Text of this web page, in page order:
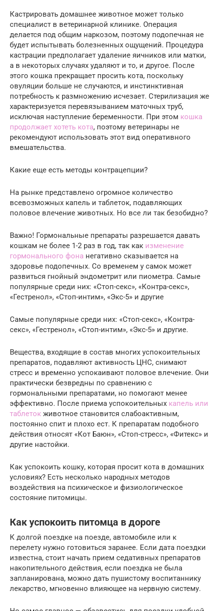
Кастрировать домашнее животное может только
специалист в ветеринарной клинике. Операция
делается под общим наркозом, поэтому подопечная не
будет испытывать болезненных ощущений. Процедура
кастрации предполагает удаление яичников или матки,
а в некоторых случаях удаляют и то, и другое. После
этого кошка прекращает просить кота, поскольку
овуляции больше не случаются, и инстинктивная
потребность к размножению исчезает. Стерилизация же
характеризуется перевязыванием маточных труб,
исключая наступление беременности. При этом кошка
продолжает хотеть кота, поэтому ветеринары не
рекомендуют использовать этот вид оперативного
вмешательства.
Какие еще есть методы контрацепции?
На рынке представлено огромное количество
всевозможных капель и таблеток, подавляющих
половое влечение животных. Но все ли так безобидно?
Важно! Гормональные препараты разрешается давать
кошкам не более 1-2 раз в год, так как изменение
гормонального фона негативно сказывается на
здоровье подопечных. Со временем у самок может
развиться гнойный эндометрит или пиометра. Самые
популярные среди них: «Стоп-секс», «Контра-секс»,
«Гестренол», «Стоп-интим», «Экс-5» и другие
Самые популярные среди них: «Стоп-секс», «Контра-
секс», «Гестренол», «Стоп-интим», «Экс-5» и другие.
Вещества, входящие в состав многих успокоительных
препаратов, подавляют активность ЦНС, снимают
стресс и временно успокаивают половое влечение. Они
практически безвредны по сравнению с
гормональными препаратами, но помогают менее
эффективно. После приема успокоительных капель или
таблеток животное становится слабоактивным,
постоянно спит и плохо ест. К препаратам подобного
действия относят «Кот Баюн», «Стоп-стресс», «Фитекс» и
другие настойки.
Как успокоить кошку, которая просит кота в домашних
условиях? Есть несколько народных методов
воздействия на психическое и физиологическое
состояние питомицы.
Как успокоить питомца в дороге
К долгой поездке на поезде, автомобиле или к
перелету нужно готовиться заранее. Если дата поездки
известна, стоит начать прием седативных препаратов
накопительного действия, если поездка не была
запланирована, можно дать пушистому воспитаннику
лекарство, мгновенно влияющее на нервную систему.